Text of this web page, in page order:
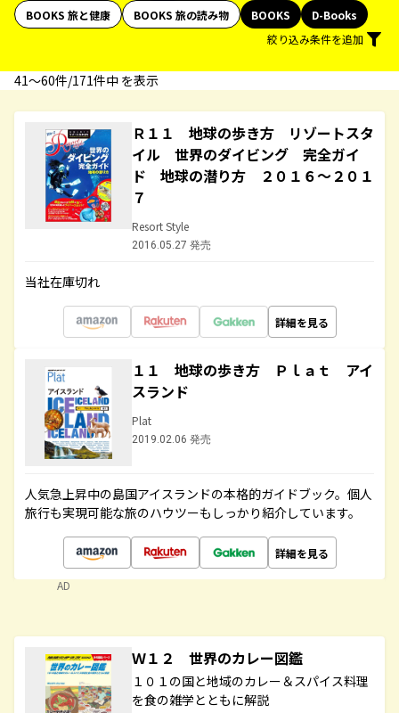
BOOKS 旅と健康
BOOKS 旅の読み物 BOOKS
D-Books
絞り込み条件を追加
41〜60件/171件中 を表示
Ｒ１１ 地球の歩き方 リゾートスタ
イル 世界のダイビング 完全ガイ
ド 地球の潜り方 ２０１６～２０１
７
Resort Style
2016.05.27 発売
当社在庫切れ
詳細を見る
１１ 地球の歩き方 Ｐｌａｔ アイ
スランド
Plat
2019.02.06 発売
人気急上昇中の島国アイスランドの本格的ガイドブック。個人
旅行も実現可能な旅のハウツーもしっかり紹介しています。
詳細を見る
AD
Ｗ１２ 世界のカレー図鑑
１０１の国と地域のカレー＆スパイス料理
を食の雑学とともに解説